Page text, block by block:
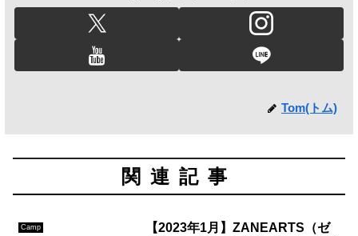
Tom(トム)
関連記事
Camp
【2023年1月】ZANEARTS（ゼ